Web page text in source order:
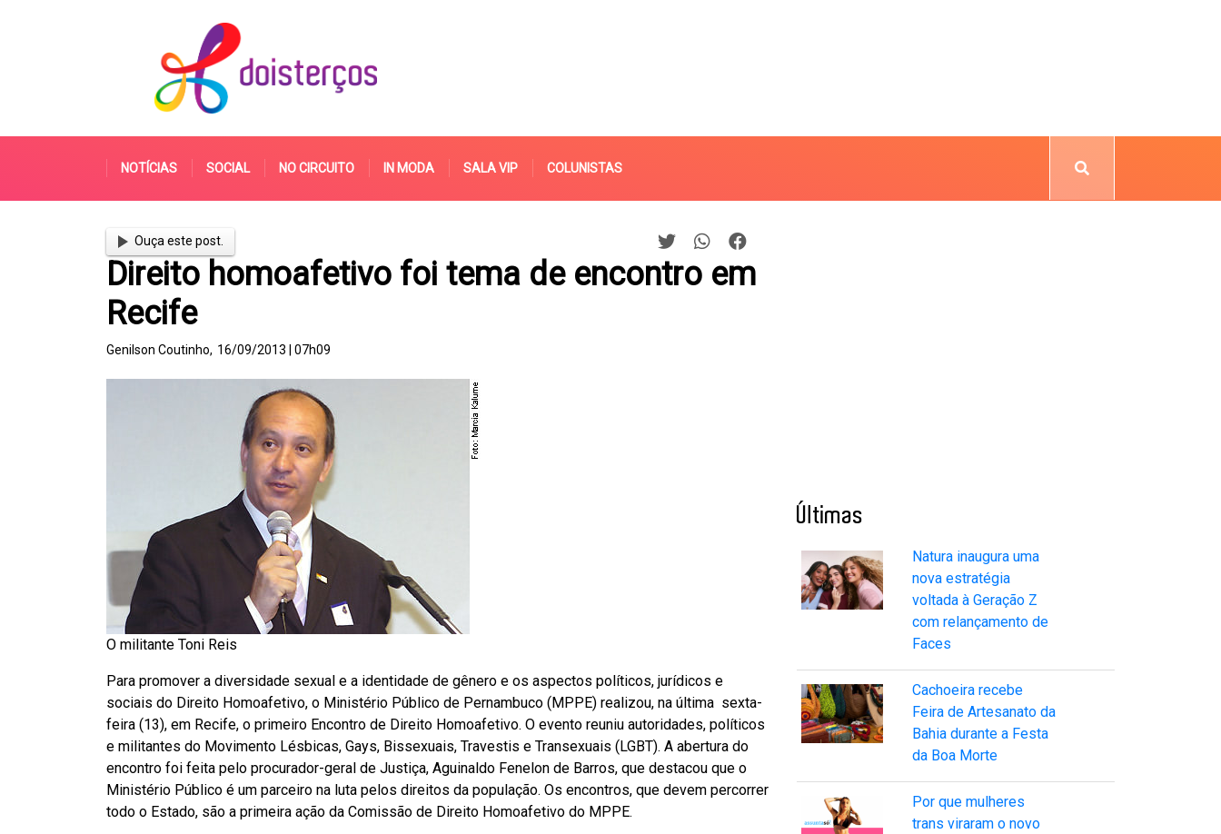
NOTÍCIAS SOCIAL NO CIRCUITO IN MODA SALA VIP COLUNISTAS
Ouça este post.
Direito homoafetivo foi tema de encontro em
Recife
Genilson Coutinho, 16/09/2013 | 07h09
O militante Toni Reis
Para promover a diversidade sexual e a identidade de gênero e os aspectos políticos, jurídicos e
sociais do Direito Homoafetivo, o Ministério Público de Pernambuco (MPPE) realizou, na última sexta-
feira (13), em Recife, o primeiro Encontro de Direito Homoafetivo. O evento reuniu autoridades, políticos
e militantes do Movimento Lésbicas, Gays, Bissexuais, Travestis e Transexuais (LGBT). A abertura do
encontro foi feita pelo procurador-geral de Justiça, Aguinaldo Fenelon de Barros, que destacou que o
Ministério Público é um parceiro na luta pelos direitos da população. Os encontros, que devem percorrer
todo o Estado, são a primeira ação da Comissão de Direito Homoafetivo do MPPE.
Últimas
Natura inaugura uma
nova estratégia
voltada à Geração Z
com relançamento de
Faces
Cachoeira recebe
Feira de Artesanato da
Bahia durante a Festa
da Boa Morte
Por que mulheres
trans viraram o novo